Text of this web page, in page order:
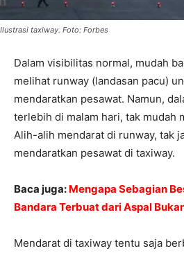
Ilustrasi taxiway. Foto: Forbes
Dalam visibilitas normal, mudah
melihat runway (landasan pacu)
mendaratkan pesawat. Namun,
terlebih di malam hari, tak mudah
Alih-alih mendarat di runway, tak
mendaratkan pesawat di taxiway.
Baca juga: Mengapa Sebagian
Bandara Terbuat dari Aspal
Mendarat di taxiway tentu saja